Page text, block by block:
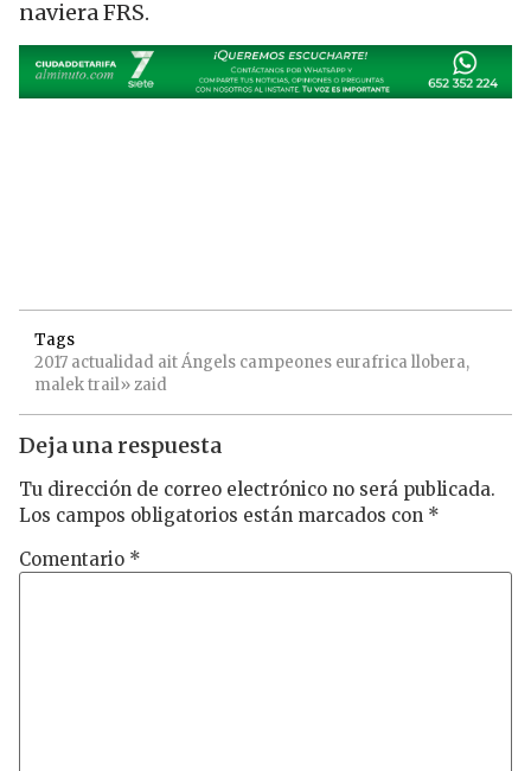
naviera FRS.
Tags
2017 actualidad aitÁngels campeones eurafrica llobera,
malektrail»zaid
Deja una respuesta
Tu dirección de correo electrónico no será publicada.
Los campos obligatorios están marcados con *
Comentario *